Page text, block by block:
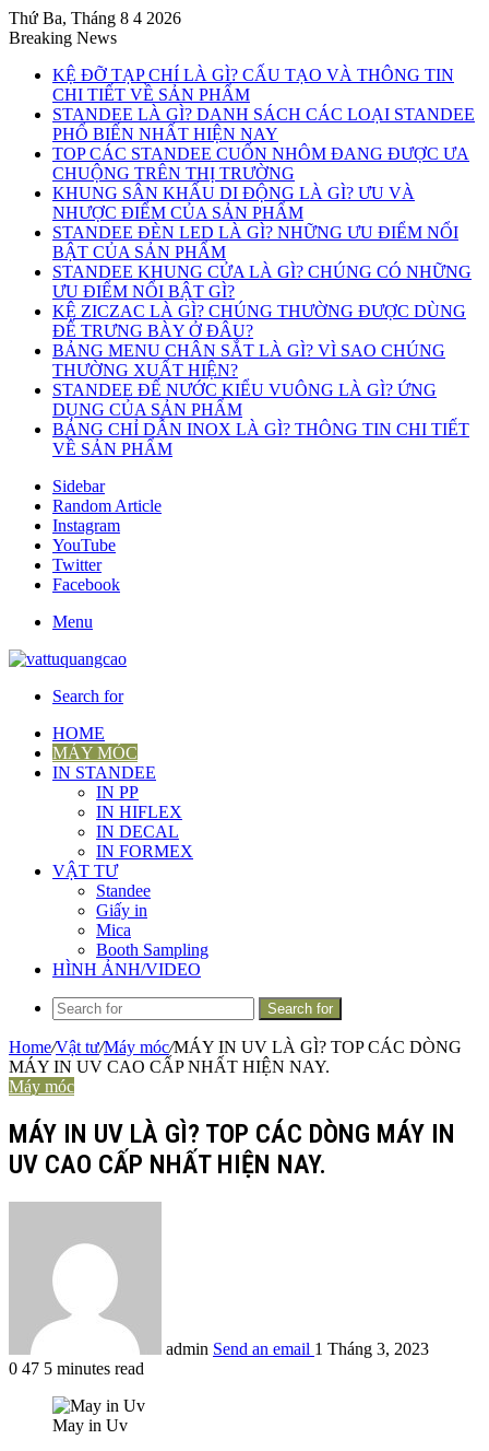
Thứ Ba, Tháng 8 4 2026
Breaking News
KỆ ĐỠ TẠP CHÍ LÀ GÌ? CẤU TẠO VÀ THÔNG TIN
CHI TIẾT VỀ SẢN PHẨM
STANDEE LÀ GÌ? DANH SÁCH CÁC LOẠI STANDEE
PHỔ BIẾN NHẤT HIỆN NAY
TOP CÁC STANDEE CUỐN NHÔM ĐANG ĐƯỢC ƯA
CHUỘNG TRÊN THỊ TRƯỜNG
KHUNG SÂN KHẤU DI ĐỘNG LÀ GÌ? ƯU VÀ
NHƯỢC ĐIỂM CỦA SẢN PHẨM
STANDEE ĐÈN LED LÀ GÌ? NHỮNG ƯU ĐIỂM NỔI
BẬT CỦA SẢN PHẨM
STANDEE KHUNG CỬA LÀ GÌ? CHÚNG CÓ NHỮNG
ƯU ĐIỂM NỔI BẬT GÌ?
KỆ ZICZAC LÀ GÌ? CHÚNG THƯỜNG ĐƯỢC DÙNG
ĐỂ TRƯNG BÀY Ở ĐÂU?
BẢNG MENU CHÂN SẮT LÀ GÌ? VÌ SAO CHÚNG
THƯỜNG XUẤT HIỆN?
STANDEE ĐẾ NƯỚC KIỂU VUÔNG LÀ GÌ? ỨNG
DỤNG CỦA SẢN PHẨM
BẢNG CHỈ DẪN INOX LÀ GÌ? THÔNG TIN CHI TIẾT
VỀ SẢN PHẨM
Sidebar
Random Article
Instagram
YouTube
Twitter
Facebook
Menu
Search for
HOME
MÁY MÓC
IN STANDEE
IN PP
IN HIFLEX
IN DECAL
IN FORMEX
VẬT TƯ
Standee
Giấy in
Mica
Booth Sampling
HÌNH ẢNH/VIDEO
Search for
Home/Vật tư/Máy móc/MÁY IN UV LÀ GÌ? TOP CÁC DÒNG
MÁY IN UV CAO CẤP NHẤT HIỆN NAY.
Máy móc
MÁY IN UV LÀ GÌ? TOP CÁC DÒNG MÁY IN
UV CAO CẤP NHẤT HIỆN NAY.
admin Send an email 1 Tháng 3, 2023
0 47 5 minutes read
May in Uv